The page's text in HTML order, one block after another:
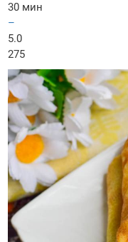
30 мин
–
5.0
275